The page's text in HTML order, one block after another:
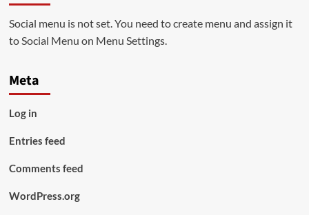
Social menu is not set. You need to create menu and assign it
to Social Menu on Menu Settings.
Meta
Log in
Entries feed
Comments feed
WordPress.org